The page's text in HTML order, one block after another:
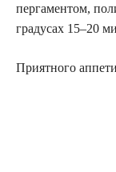
пергаментом,
градусах 15–20
Приятного